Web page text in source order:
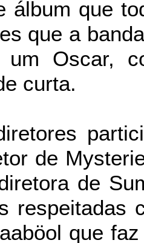
álbum que
que a
um Oscar,
curta.
de
de
respeitadas
que